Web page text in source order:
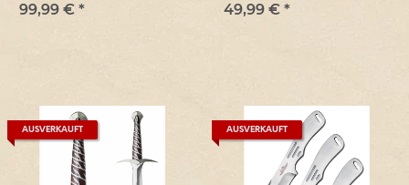
99,99 € * 49,99 € *
AUSVERKAUFT AUSVERKAUFT